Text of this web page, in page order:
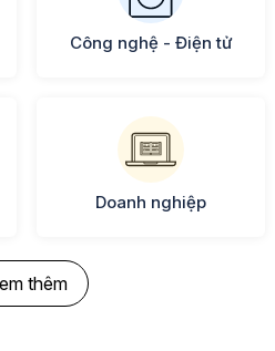
Công nghệ - Điện tử
Doanh nghiệp
thêm